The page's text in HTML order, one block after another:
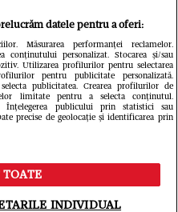
salva
e
Intră în
IKEA
datele pentru a oferi:
Măsurarea performanței reclamelor.
conținutului personalizat. Stocarea și/sau
Utilizarea profilurilor pentru selectarea
pentru publicitate personalizată.
publicitatea. Crearea profilurilor de
limitate pentru a selecta conținutul.
Înțelegerea publicului prin statistici sau
precise de geolocație și identificarea prin
TOATE
INDIVIDUAL